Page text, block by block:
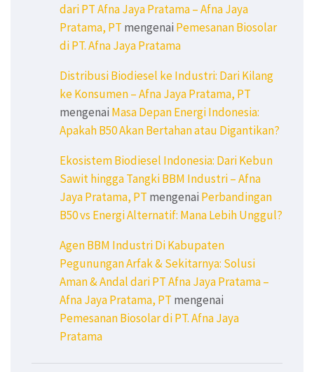
dari PT Afna Jaya Pratama – Afna Jaya
Pratama, PT mengenai Pemesanan Biosolar
di PT. Afna Jaya Pratama
Distribusi Biodiesel ke Industri: Dari Kilang
ke Konsumen – Afna Jaya Pratama, PT
mengenai Masa Depan Energi Indonesia:
Apakah B50 Akan Bertahan atau Digantikan?
Ekosistem Biodiesel Indonesia: Dari Kebun
Sawit hingga Tangki BBM Industri – Afna
Jaya Pratama, PT mengenai Perbandingan
B50 vs Energi Alternatif: Mana Lebih Unggul?
Agen BBM Industri Di Kabupaten
Pegunungan Arfak & Sekitarnya: Solusi
Aman & Andal dari PT Afna Jaya Pratama –
Afna Jaya Pratama, PT mengenai
Pemesanan Biosolar di PT. Afna Jaya
Pratama